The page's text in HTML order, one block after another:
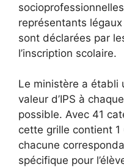
représentants légaux
sont déclarées par
l’inscription scolaire.
Le ministère a établi
valeur d’IPS à
possible. Avec 41
cette grille contient 1
chacune
spécifique pour